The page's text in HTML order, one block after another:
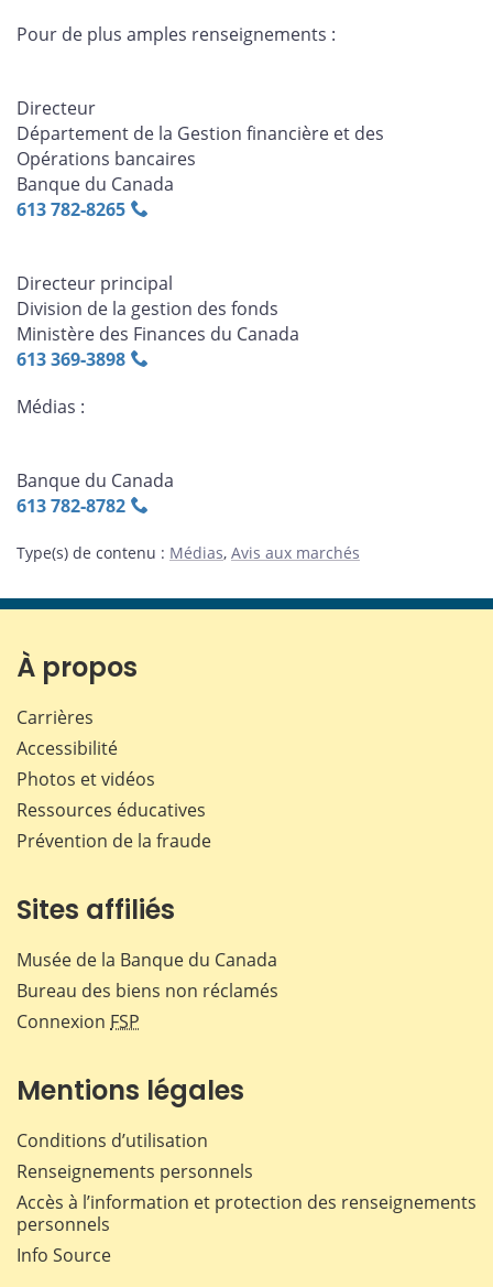
Pour de plus amples renseignements :
Directeur
Département de la Gestion financière et des
Opérations bancaires
Banque du Canada
613 782‑8265
Directeur principal
Division de la gestion des fonds
Ministère des Finances du Canada
613 369‑3898
Médias :
Banque du Canada
613 782‑8782
Type(s) de contenu : Médias, Avis aux marchés
À propos
Carrières
Accessibilité
Photos et vidéos
Ressources éducatives
Prévention de la fraude
Sites affiliés
Musée de la Banque du Canada
Bureau des biens non réclamés
Connexion FSP
Mentions légales
Conditions d’utilisation
Renseignements personnels
Accès à l’information et protection des renseignements
personnels
Info Source